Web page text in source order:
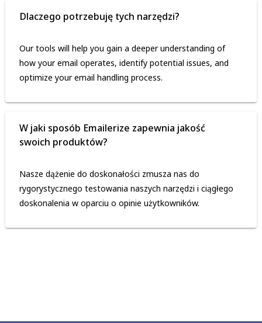
Dlaczego potrzebuję tych narzędzi?
Our tools will help you gain a deeper understanding of
how your email operates, identify potential issues, and
optimize your email handling process.
W jaki sposób Emailerize zapewnia jakość
swoich produktów?
Nasze dążenie do doskonałości zmusza nas do
rygorystycznego testowania naszych narzędzi i ciągłego
doskonalenia w oparciu o opinie użytkowników.